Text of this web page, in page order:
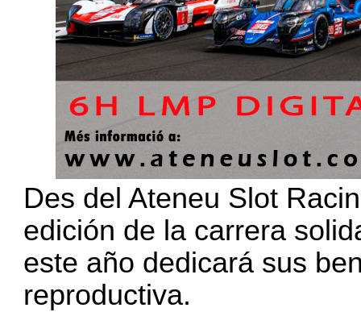
Des del Ateneu Slot
edición de la carrera
este año dedicará sus
reproductiva.